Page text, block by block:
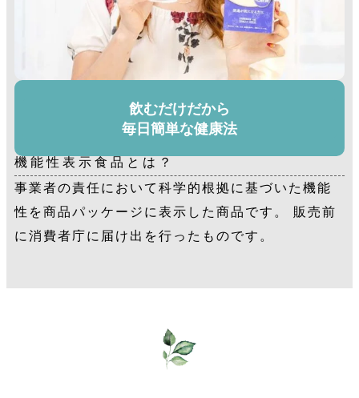
飲むだけだから
毎日簡単な健康法
機能性表示食品とは？
事業者の責任において科学的根拠に基づいた機能
性を商品パッケージに表示した商品です。 販売前
に消費者庁に届け出を行ったものです。